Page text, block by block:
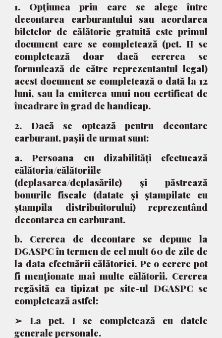
1. Opţiunea prin care se alege între
decontarea carburantului sau acordarea
biletelor de călătorie gratuită este primul
document care se completează (pct. II se
completează doar dacă cererea se
formulează de către reprezentantul legal)
acest document se completează o dată la 12
luni, sau la emiterea unui nou certificat de
încadrare în grad de handicap.
2. Dacă se optează pentru decontare
carburant, paşii de urmat sunt:
a. Persoana cu dizabilităţi efectuează
călătoria/călătoriile
(deplasarea/deplasările) şi păstrează
bonurile fiscale (datate și ștampilate cu
ștampila distribuitorului) reprezentând
decontarea cu carburant.
b. Cererea de decontare se depune la
DGASPC în termen de cel mult 60 de zile de
la data efectuării călătoriei. Pe o cerere pot
fi menţionate mai multe călătorii. Cererea
regăsită ca tipizat pe site-ul DGASPC se
completează astfel:
➢ La pct. I se completează cu datele
generale personale.